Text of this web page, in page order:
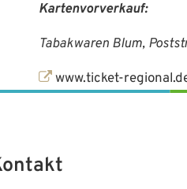
Kartenvorverkauf:
Tabakwaren Blum,
www.ticket-